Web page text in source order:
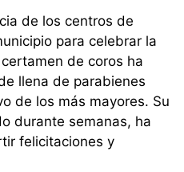
de los centros de
para celebrar la
de coros ha
llena de parabienes
de los más mayores. Su
durante semanas, ha
felicitaciones y